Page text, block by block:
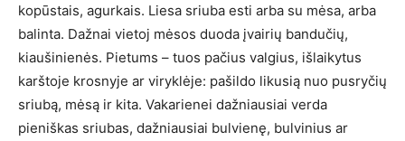
kopūstais, agurkais. Liesa sriuba esti arba su mėsa, arba
balinta. Dažnai vietoj mėsos duoda įvairių bandučių,
kiaušinienės. Pietums – tuos pačius valgius, išlaikytus
karštoje krosnyje ar viryklėje: pašildo likusią nuo pusryčių
sriubą, mėsą ir kita. Vakarienei dažniausiai verda
pieniškas sriubas, dažniausiai bulvienę, bulvinius ar